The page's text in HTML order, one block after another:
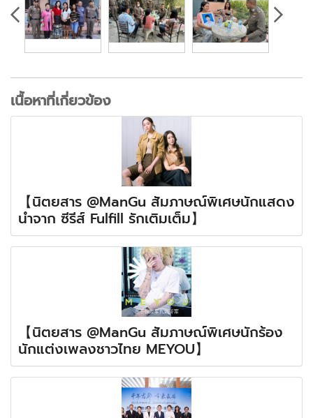
เนื้อหาที่เกี่ยวข้อง
【นิตยสาร @ManGu สัมภาษณ์พิเศษนักแสดง
นำจาก ซีรีส์ Fulfill รักเติมเต็ม】
【นิตยสาร @ManGu สัมภาษณ์พิเศษนักร้อง
นักแต่งเพลงชาวไทย MEYOU】